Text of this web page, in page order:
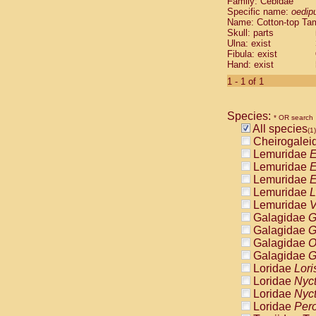
Cebidae
Cebidae
Cebidae
Cebidae
Cebidae
Cebidae
Cebidae
Cebidae
Cebidae
Cebidae
Cebidae
Cebidae
Atelidae
Atelidae
Atelidae
Atelidae
Atelidae
Atelidae
Atelidae
Atelidae
Atelidae
Atelidae
Pitheciidae
Specific name:
Name: Cotton-top
Skull: parts
Ulna: exist
Fibula: exist
Hand: exist
1 - 1 of 1
Species: * OR search
All species(1)
Lemuridae
Lemuridae
Lemuridae
Lemuridae
Lemuridae
Galagidae
Galagidae
Galagidae
Galagidae
Loridae
Loridae
Loridae
Loridae